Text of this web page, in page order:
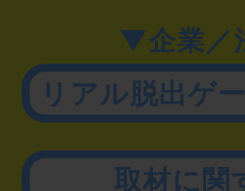
▼企業／
リアル脱出ゲ
取材に関